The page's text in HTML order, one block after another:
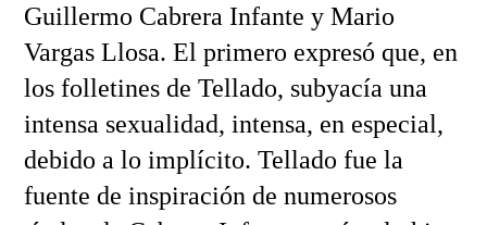
Guillermo Cabrera Infante y Mario
Vargas Llosa. El primero expresó que, en
los folletines de Tellado, subyacía una
intensa sexualidad, intensa, en especial,
debido a lo implícito. Tellado fue la
fuente de inspiración de numerosos